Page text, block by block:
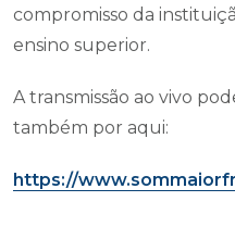
compromisso da
ensino superior.
A transmissão ao vivo
também por aqui:
https://